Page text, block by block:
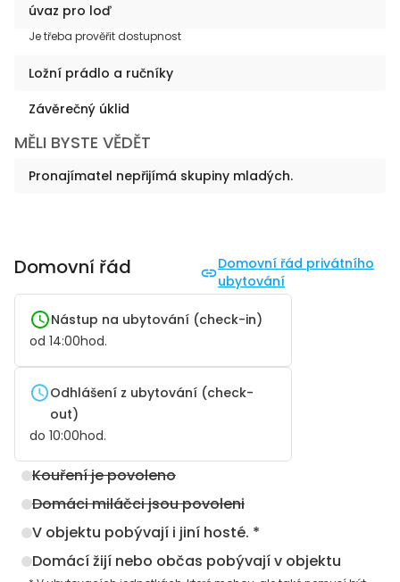
úvaz pro loď
Je třeba prověřit dostupnost
Ložní prádlo a ručníky
Závěrečný úklid
MĚLI BYSTE VĚDĚT
Pronajímatel nepřijímá skupiny mladých.
Domovní řád
Domovní řád privátního
ubytování
Nástup na ubytování (check-in)
od 14:00hod.
Odhlášení z ubytování (check-
out)
do 10:00hod.
Kouření je povoleno
Domáci miláčci jsou povoleni
V objektu pobývají i jiní hosté. *
Domácí žijí nebo občas pobývají v objektu